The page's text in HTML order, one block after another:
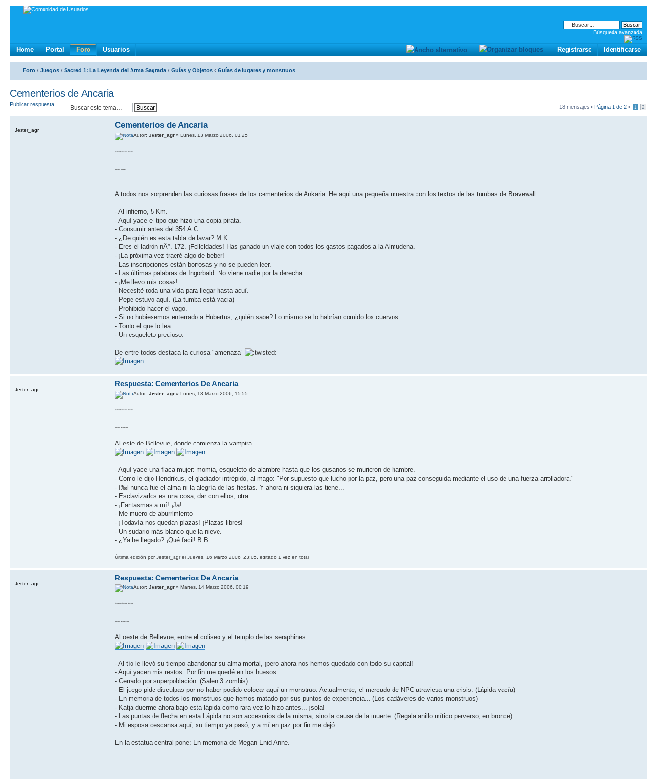
Búsqueda avanzada
Home Portal Foro Usuarios Identificarse
Registrarse
Foro ‹ Juegos ‹ Sacred 1: La Leyenda del Arma Sagrada ‹ Guí­as y Objetos ‹ Guí­as de lugares y monstruos
Cementerios de Ancaria
Publicar respuesta 18 mensajes • Página 1 de 2 • 1 2
Cementerios de Ancaria
Autor:Jester_agr » Lunes, 13 Marzo 2006, 01:25
Cementerios de Ancaria
A todos nos sorprenden las curiosas frases de los cementerios de Ankaria. He aqui una pequeña muestra con los textos de las tumbas de Bravewall.
- Al infierno, 5 Km.
- Aquí­ yace el tipo que hizo una copia pirata.
- Consumir antes del 354 A.C.
- ¿De quién es esta tabla de lavar? M.K.
- Eres el ladrón nÂº. 172. ¡Felicidades! Has ganado un viaje con todos los gastos pagados a la Almudena.
- ¡La próxima vez traeré algo de beber!
- Las inscripciones están borrosas y no se pueden leer.
- Las últimas palabras de Ingorbald: No viene nadie por la derecha.
- ¡Me llevo mis cosas!
- Necesité toda una vida para llegar hasta aquí­.
- Pepe estuvo aquí­. (La tumba está vacia)
- Prohibido hacer el vago.
- Si no hubiesemos enterrado a Hubertus, ¿quién sabe? Lo mismo se lo habrí­an comido los cuervos.
- Tonto el que lo lea.
- Un esqueleto precioso.
De entre todos destaca la curiosa "amenaza"
Jester_agr
Respuesta: Cementerios De Ancaria
Autor:Jester_agr » Lunes, 13 Marzo 2006, 15:55
Volumen 2: Bellevue (Este)
Al este de Bellevue, donde comienza la vampira.
- Aquí­ yace una flaca mujer: momia, esqueleto de alambre hasta que los gusanos se murieron de hambre.
- Como le dijo Hendrikus, el gladiador intrépido, al mago: "Por supuesto que lucho por la paz, pero una paz conseguida mediante el uso de una fuerza arrolladora."
- í‰l nunca fue el alma ni la alegrí­a de las fiestas. Y ahora ni siquiera las tiene...
- Esclavizarlos es una cosa, dar con ellos, otra.
- ¡Fantasmas a mí­! ¡Ja!
- Me muero de aburrimiento
- ¡Todaví­a nos quedan plazas! ¡Plazas libres!
- Un sudario más blanco que la nieve.
- ¿Ya he llegado? ¡Qué facil! B.B.
Última edición por Jester_agr el Jueves, 16 Marzo 2006, 23:05, editado 1 vez en total
Jester_agr
Respuesta: Cementerios De Ancaria
Autor:Jester_agr » Martes, 14 Marzo 2006, 00:19
Cementerios de Ancaria
Al oeste de Bellevue, entre el coliseo y el templo de las seraphines.
- Al tí­o le llevó su tiempo abandonar su alma mortal, ¡pero ahora nos hemos quedado con todo su capital!
- Aquí­ yacen mis restos. Por fin me quedé en los huesos.
- Cerrado por superpoblación. (Salen 3 zombis)
- El juego pide disculpas por no haber podido colocar aquí­ un monstruo. Actualmente, el mercado de NPC atraviesa una crisis. (Lápida vací­a)
- En memoria de todos los monstruos que hemos matado por sus puntos de experiencia... (Los cadáveres de varios monstruos)
- Katja duerme ahora bajo esta lápida como rara vez lo hizo antes... ¡sola!
- Las puntas de flecha en esta Lápida no son accesorios de la misma, sino la causa de la muerte. (Regala anillo mí­tico perverso, en bronce)
- Mi esposa descansa aquí­, su tiempo ya pasó, y a mí­ en paz por fin me dejó.
En la estatua central pone: En memoria de Megan Enid Anne.
Jester_agr